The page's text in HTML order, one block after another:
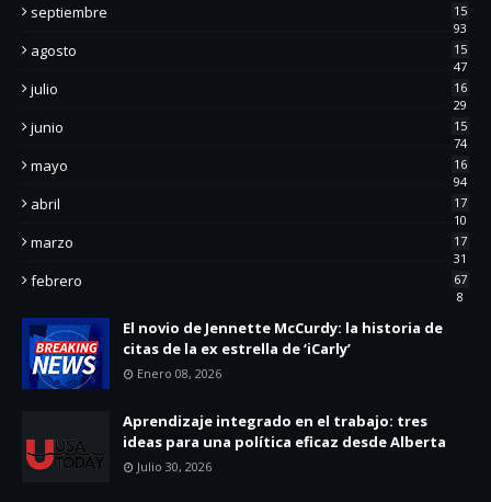
septiembre
15
93
agosto
15
47
julio
16
29
junio
15
74
mayo
16
94
abril
17
10
marzo
17
31
febrero
67
8
El novio de Jennette McCurdy: la historia de
citas de la ex estrella de ‘iCarly’
Enero 08, 2026
Aprendizaje integrado en el trabajo: tres
ideas para una política eficaz desde Alberta
Julio 30, 2026